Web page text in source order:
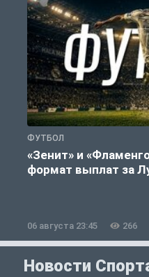
ФУТБОЛ
«Зенит» и
формат выплат за
06 августа 23:45 266
Новости